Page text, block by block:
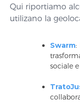
Qui riportiamo
utilizano la
Swarm:
sociale